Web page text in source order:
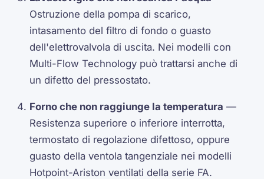
Ostruzione della pompa di scarico,
intasamento del filtro di fondo o guasto
dell'elettrovalvola di uscita. Nei modelli con
Multi-Flow Technology può trattarsi anche di
un difetto del pressostato.
Forno che non raggiunge la temperatura —
Resistenza superiore o inferiore interrotta,
termostato di regolazione difettoso, oppure
guasto della ventola tangenziale nei modelli
Hotpoint-Ariston ventilati della serie FA.